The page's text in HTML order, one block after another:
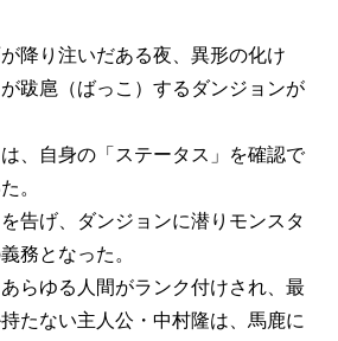
降り注いだある夜、異形の化け
跋扈（ばっこ）するダンジョンが
、自身の「ステータス」を確認で
。
告げ、ダンジョンに潜りモンスタ
務となった。
らゆる人間がランク付けされ、最
たない主人公・中村隆は、馬鹿に